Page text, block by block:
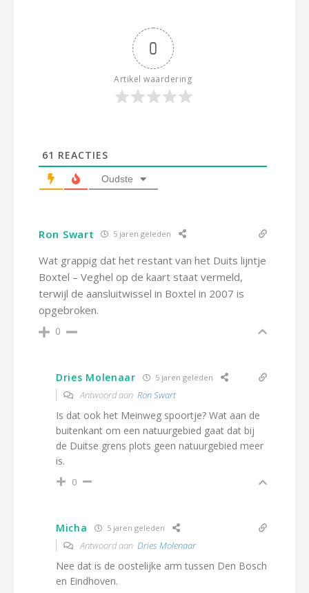
0
Artikel waardering
61 REACTIES
Oudste
Ron Swart 5 jaren geleden
Wat grappig dat het restant van het Duits lijntje
Boxtel – Veghel op de kaart staat vermeld,
terwijl de aansluitwissel in Boxtel in 2007 is
opgebroken.
0
Dries Molenaar 5 jaren geleden
Antwoord aan Ron Swart
Is dat ook het Meinweg spoortje? Wat aan de
buitenkant om een natuurgebied gaat dat bij
de Duitse grens plots geen natuurgebied meer
is.
0
Micha 5 jaren geleden
Antwoord aan Dries Molenaar
Nee dat is de oostelijke arm tussen Den Bosch
en Eindhoven.